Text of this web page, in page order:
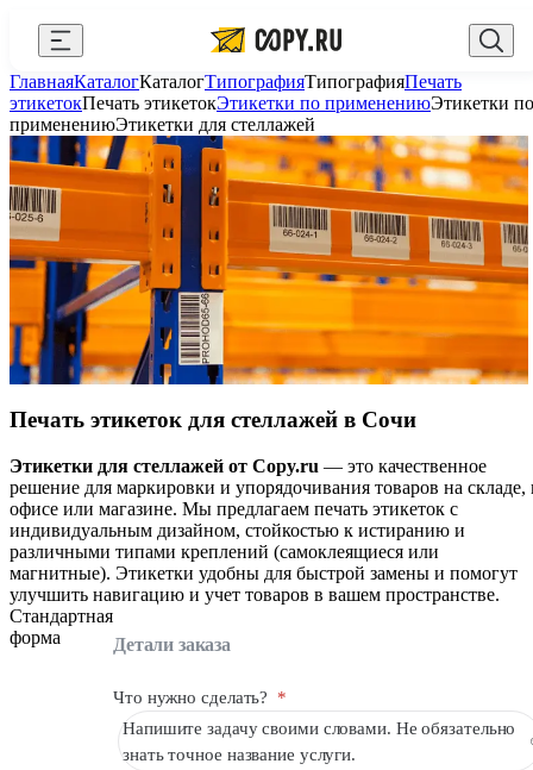
Выберите город Войти
+7 (495) 156-10-00 zakaz@copy.ru
AI Copy.ru
API и интеграции
Сувениры с логотипом
Для бизнеса
Калькулятор
Новости
Блог
Генератор QR-кодов
Публичная оферта
Клуб привилегий
Вакансии
О компании
Написать директору
Арендодателям
Портфолио
Закрыть
ГлавнаяКаталогКаталогТипографияТипографияПечать
этикетокПечать этикетокЭтикетки по применениюЭтикетки по
применениюЭтикетки для стеллажей
Печать этикеток для стеллажей в Сочи
Этикетки для стеллажей от Copy.ru — это качественное
решение для маркировки и упорядочивания товаров на складе,
офисе или магазине. Мы предлагаем печать этикеток с
индивидуальным дизайном, стойкостью к истиранию и
различными типами креплений (самоклеящиеся или
магнитные). Этикетки удобны для быстрой замены и помогут
улучшить навигацию и учет товаров в вашем пространстве.
Стандартная
форма
Детали заказа
Что нужно сделать?
*
Напишите задачу своими словами. Не обязательно
знать точное название услуги.